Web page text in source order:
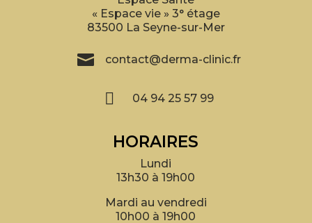
« Espace vie » 3° étage
83500 La Seyne-sur-Mer
 contact@derma-clinic.fr
 04 94 25 57 99
HORAIRES
Lundi
13h30 à 19h00
Mardi au vendredi
10h00 à 19h00